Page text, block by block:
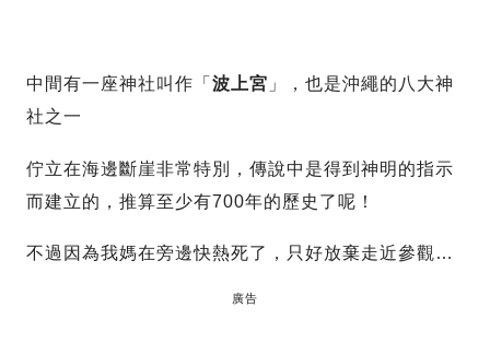
中間有一座神社叫作「 波上宮 」，也是沖繩的八大神
社之一
佇立在海邊斷崖非常特別，傳說中是得到神明的指示
而建立的，推算至少有700年的歷史了呢！
不過因為我媽在旁邊快熱死了，只好放棄走近參觀…
廣告